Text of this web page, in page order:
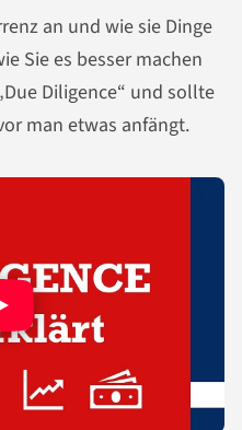
an und wie sie Dinge
Sie es besser machen
Diligence“ und sollte
man etwas anfängt.